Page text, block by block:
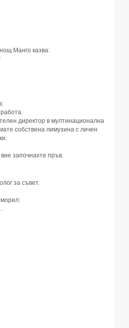
Манго казва:
директор в мултинационална
собствена лимузина с личен
започнахте пръв.
за съвет.